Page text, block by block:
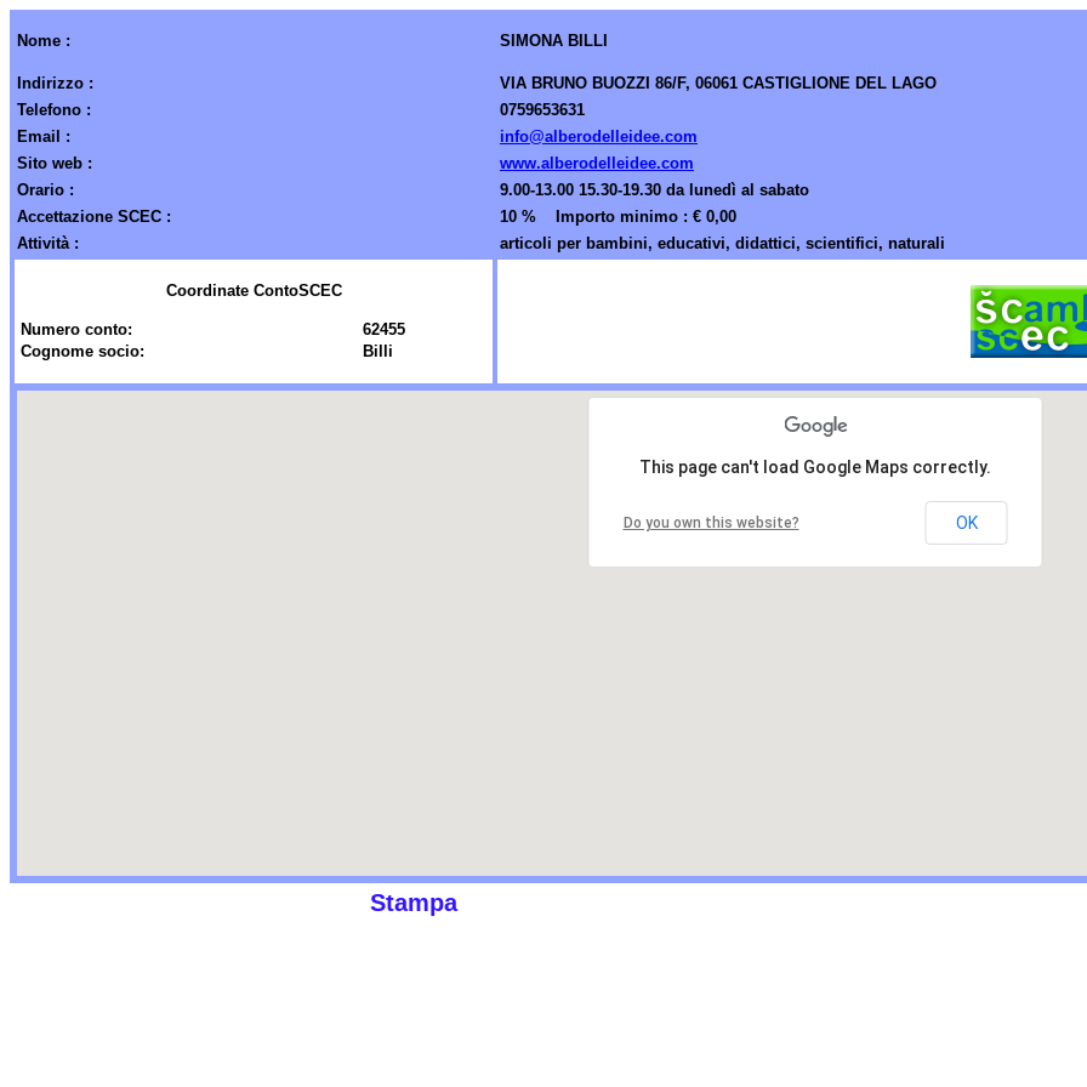
Nome : SIMONA BILLI
Indirizzo :
VIA BRUNO BUOZZI 86/F, 06061 CASTIGLIONE DEL LAGO
Telefono :
0759653631
Email :
info@alberodelleidee.com
Sito web :
www.alberodelleidee.com
Orario :
9.00-13.00 15.30-19.30 da lunedì al sabato
Accettazione SCEC :
10 % Importo minimo : € 0,00
Attività :
articoli per bambini, educativi, didattici, scientifici, naturali
Coordinate ContoSCEC
Numero conto:
62455
Cognome socio:
Billi
This page can't load Google Maps correctly.
Do you own this website? OK
Stampa